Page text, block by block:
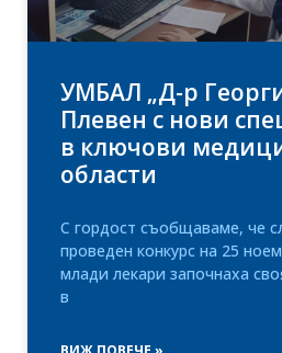
УМБАЛ „Д-р
Плевен с нови
в ключови
области
С гордост съобщаваме, че
проведен конкурс на 25
млади лекари започнаха
в